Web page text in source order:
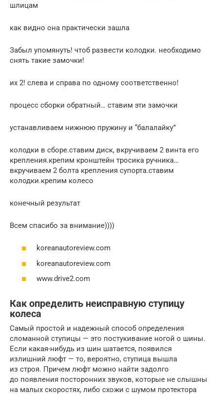
шлицам
как видно она практически зашла
Забыл упомянуть! чтоб развести колодки. необходимо
снять такие замочки!
их 2! слева и справа по одному соответственно!
процесс сборки обратный… ставим эти замочки
устанавливаем нижнюю пружину и “балалайку”
колодки в сборе.ставим диск, вкручиваем 2 винта его
крепления.крепим кронштейн тросика ручника…
вкручиваем 2 болта крепления супорта.ставим
колодки.крепим колесо
конечный результат
Всем спасибо за внимание))))
koreanautoreview.com
koreanautoreview.com
www.drive2.com
Как определить неисправную ступицу
колеса
Самый простой и надежный способ определения
сломанной ступицы — это постукивание ногой о шины.
Если какая-нибудь из шин шатается, появился
излишний люфт — то, вероятно, ступица вышла
из строя. Причем люфт можно найти задолго
до появления посторонних звуков, которые не слышны
на малых скоростях, либо схожи с шумом протектора